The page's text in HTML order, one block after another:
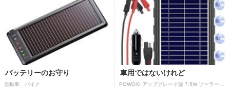
バッテリーのお守り
自動車、バイク
車用ではないけれど
POWOXI アップグレード版 7.5W ソーラーバッテリートリクルチャージャーメンテナー 12V ポータブル防水ソーラーパネル トリクル充電キット 車、自動車、オートバイ、ボート、マリン、RV、トレーラー、スノーモービルなど用